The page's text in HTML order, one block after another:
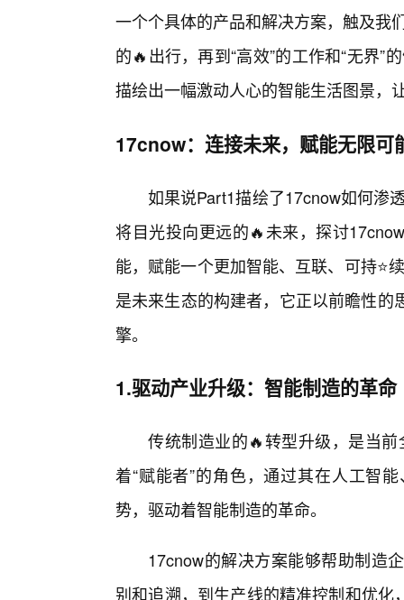
一个个具体的产品和解决方案，触及我
的🔥出行，再到“高效”的工作和“无界
描绘出一幅激动人心的智能生活图景，
17cnow：连接未来，赋能无限可
如果说Part1描绘了17cnow如何渗
将目光投向更远的🔥未来，探讨
能，赋能一个更加智能、互联、可持⭐
是未来生态的构建者，它正以前瞻性
擎。
1.驱动产业升级：智能制造的革命
传统制造业的🔥转型升级，是当
着“赋能者”的角色，通过其在人工智
势，驱动着智能制造的革命。
17cnow的解决方案能够帮助制造
别和追溯，到生产线的精准控制和优